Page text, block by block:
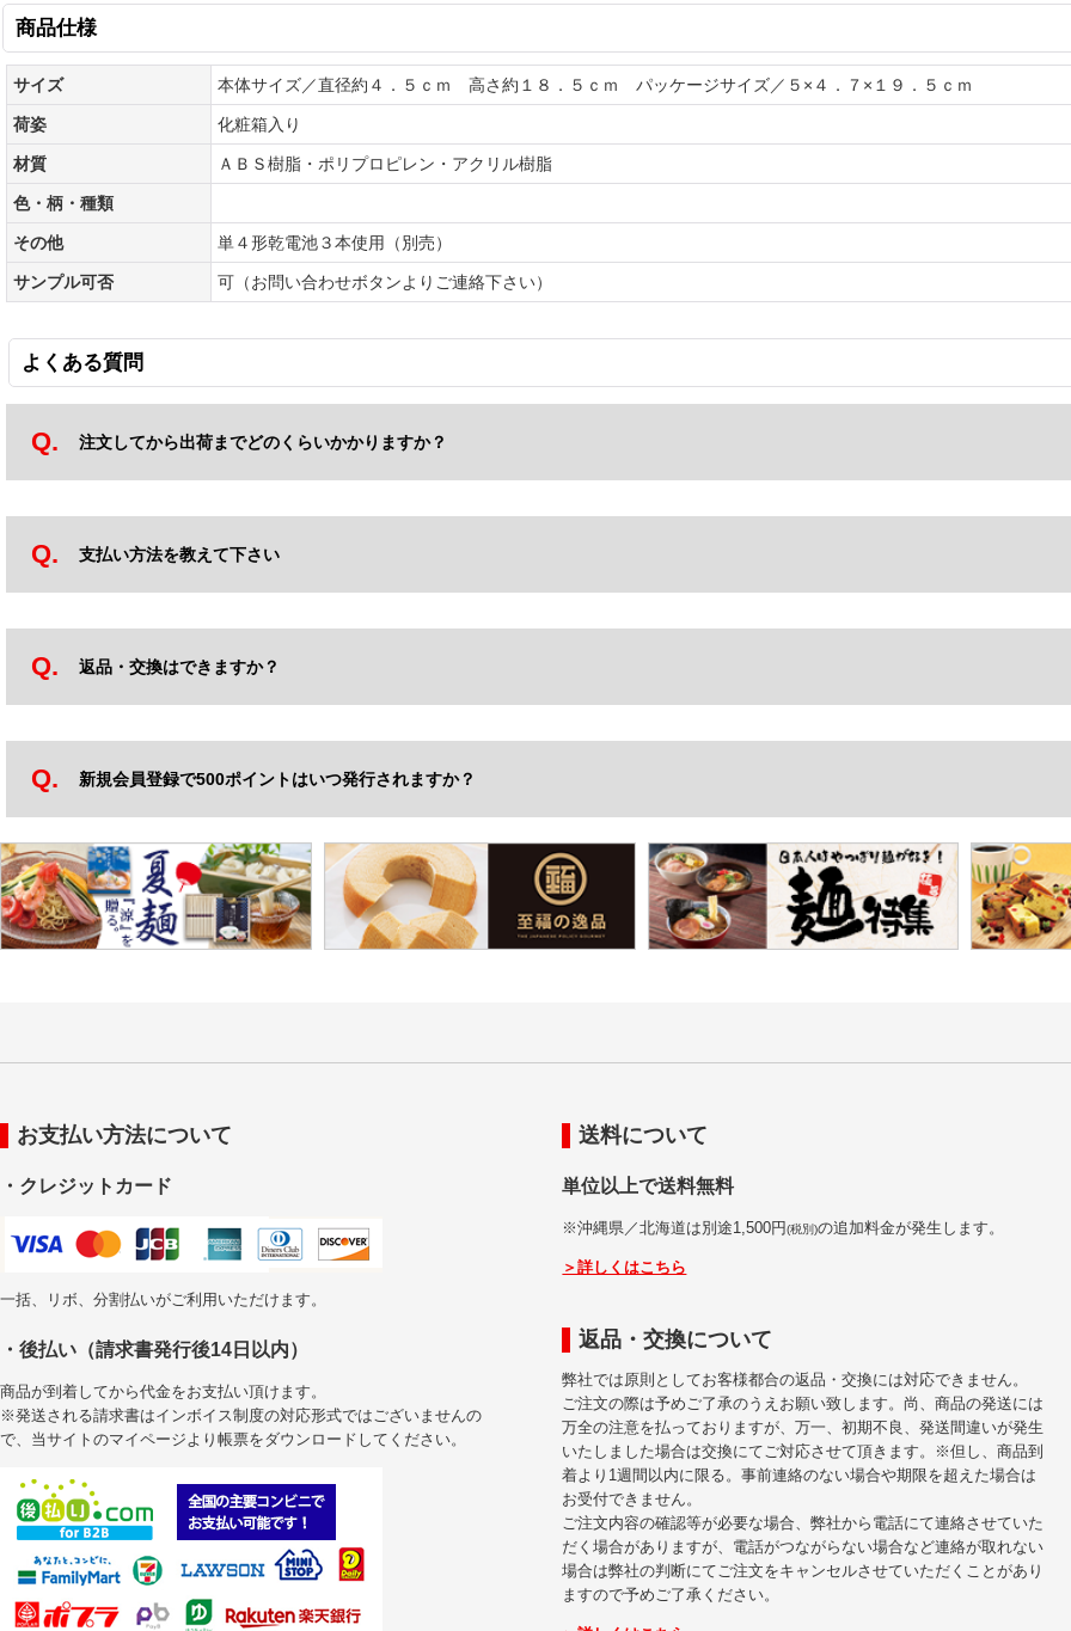
商品仕様
サイズ 本体サイズ／直径約４．５ｃｍ 高さ約１８．５ｃｍ パッケージサイズ／５×４．７×１９．５ｃｍ
荷姿 化粧箱入り
材質 ＡＢＳ樹脂・ポリプロピレン・アクリル樹脂
色・柄・種類
その他 単４形乾電池３本使用（別売）
サンプル可否 可（お問い合わせボタンよりご連絡下さい）
よくある質問
注文してから出荷までどのくらいかかりますか？
支払い方法を教えて下さい
返品・交換はできますか？
新規会員登録で500ポイントはいつ発行されますか？
お支払い方法について
・クレジットカード
一括、リボ、分割払いがご利用いただけます。
・後払い（請求書発行後14日以内）
商品が到着してから代金をお支払い頂けます。
※発送される請求書はインボイス制度の対応形式ではございませんの
で、当サイトのマイページより帳票をダウンロードしてください。
送料について
単位以上で送料無料
※沖縄県／北海道は別途1,500円(税別)の追加料金が発生します。
＞詳しくはこちら
返品・交換について
弊社では原則としてお客様都合の返品・交換には対応できません。
ご注文の際は予めご了承のうえお願い致します。尚、商品の発送には
万全の注意を払っておりますが、万一、初期不良、発送間違いが発生
いたしました場合は交換にてご対応させて頂きます。※但し、商品到
着より1週間以内に限る。事前連絡のない場合や期限を超えた場合は
お受付できません。
ご注文内容の確認等が必要な場合、弊社から電話にて連絡させていた
だく場合がありますが、電話がつながらない場合など連絡が取れない
場合は弊社の判断にてご注文をキャンセルさせていただくことがあり
ますので予めご了承ください。